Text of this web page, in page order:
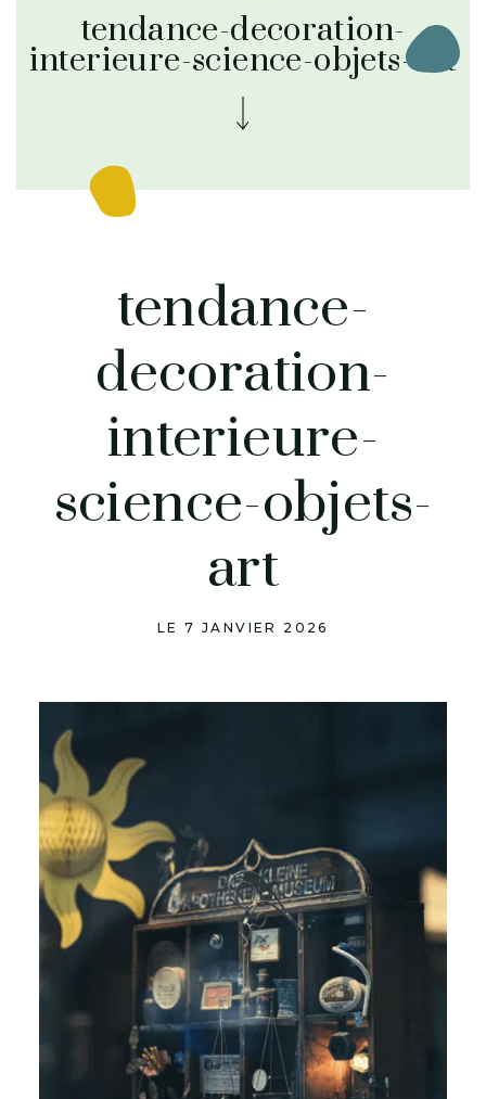
tendance-decoration-
interieure-science-objets-art
tendance-
decoration-
interieure-
science-objets-
art
LE 7 JANVIER 2026